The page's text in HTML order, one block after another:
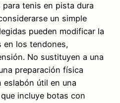
tenis en pista dura
un simple
pueden modificar la
en los tendones,
No sustituyen a una
preparación física
eslabón útil en una
incluye botas con